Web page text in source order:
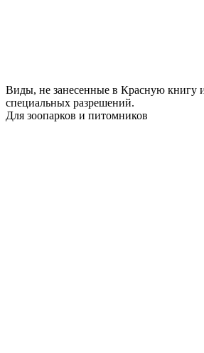
Виды, не занесенные в Красную книгу
специальных разрешений.
Для зоопарков и питомников